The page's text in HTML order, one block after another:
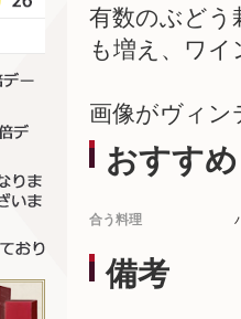
有数のぶどう
も増え、ワ
画像がヴィン
おすすめ
合う料理
備考